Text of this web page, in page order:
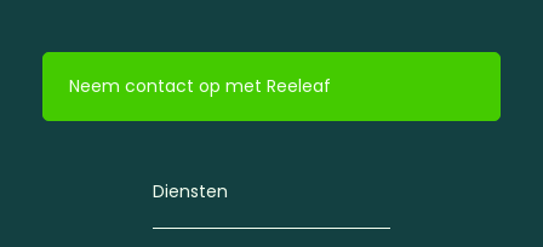
Diensten
Neem contact op met Reeleaf